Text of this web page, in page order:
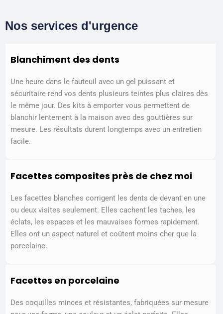
Nos services d'urgence
Blanchiment des dents
Une heure dans le fauteuil avec un gel puissant et
sécuritaire rend vos dents plusieurs teintes plus claires dès
le même jour. Des kits à emporter vous permettent de
blanchir lentement à la maison avec des gouttières sur
mesure. Les résultats durent longtemps avec un entretien
facile.
Facettes composites près de chez moi
Les facettes blanches corrigent les dents de devant en une
ou deux visites seulement. Elles cachent les taches, les
éclats, les espaces et les mauvaises formes rapidement.
Elles ont un aspect naturel et coûtent moins cher que la
porcelaine.
Facettes en porcelaine
Des coquilles minces et résistantes, fabriquées sur mesure